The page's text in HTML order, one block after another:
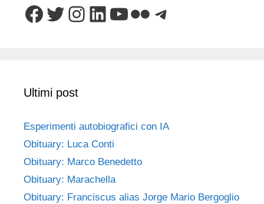
Facebook
Twitter
Instagram
LinkedIn
YouTube
FlickrTelegram
Ultimi post
Esperimenti autobiografici con IA
Obituary: Luca Conti
Obituary: Marco Benedetto
Obituary: Marachella
Obituary: Franciscus alias Jorge Mario Bergoglio